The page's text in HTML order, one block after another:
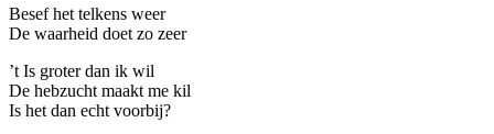
Besef het telkens weer
De waarheid doet zo zeer
’t Is groter dan ik wil
De hebzucht maakt me kil
Is het dan echt voorbij?